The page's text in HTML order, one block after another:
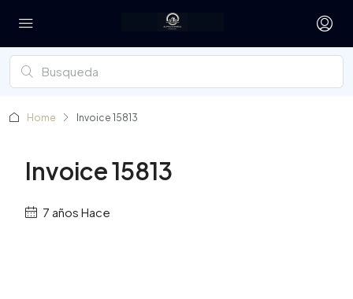
Home Invoice 15813
Invoice 15813
7 años Hace